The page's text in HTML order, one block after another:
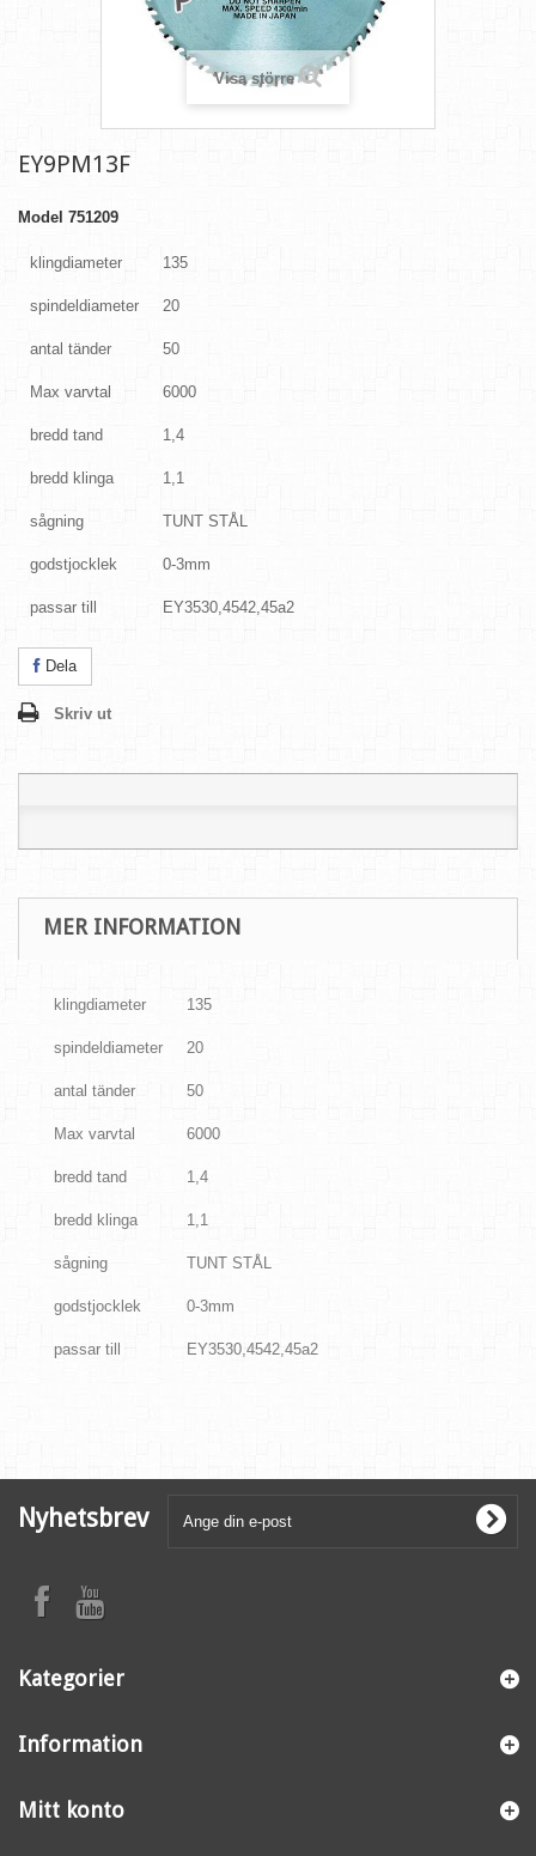
Visa större
EY9PM13F
Model 751209
klingdiameter 135
spindeldiameter 20
antal tänder 50
Max varvtal 6000
bredd tand 1,4
bredd klinga 1,1
sågning TUNT STÅL
godstjocklek 0-3mm
passar till EY3530,4542,45a2
Dela
Skriv ut
MER INFORMATION
klingdiameter 135
spindeldiameter 20
antal tänder 50
Max varvtal 6000
bredd tand 1,4
bredd klinga 1,1
sågning TUNT STÅL
godstjocklek 0-3mm
passar till EY3530,4542,45a2
Nyhetsbrev
Kategorier
Information
Mitt konto